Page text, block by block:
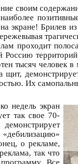
своим
экране! Брилев
проходит
тысяч человек
Их
недель экран
так свое 70-
«дебилизацию»
о рекламе,
так что
Все